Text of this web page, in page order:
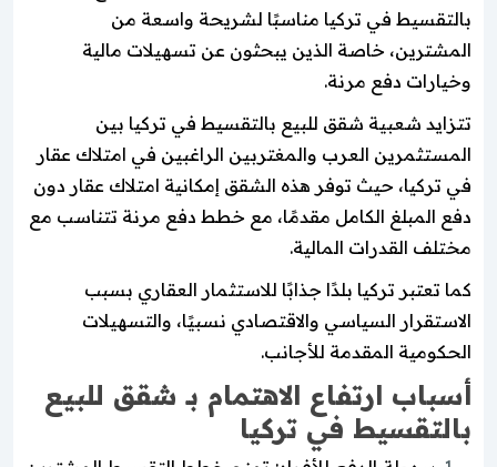
بالتقسيط في تركيا مناسبًا لشريحة واسعة من
المشترين، خاصة الذين يبحثون عن تسهيلات مالية
وخيارات دفع مرنة.
تتزايد شعبية شقق للبيع بالتقسيط في تركيا بين
المستثمرين العرب والمغتربين الراغبين في امتلاك عقار
في تركيا، حيث توفر هذه الشقق إمكانية امتلاك عقار دون
دفع المبلغ الكامل مقدمًا، مع خطط دفع مرنة تتناسب مع
مختلف القدرات المالية.
كما تعتبر تركيا بلدًا جذابًا للاستثمار العقاري بسبب
الاستقرار السياسي والاقتصادي نسبيًا، والتسهيلات
الحكومية المقدمة للأجانب.
أسباب ارتفاع الاهتمام بـ شقق للبيع
بالتقسيط في تركيا